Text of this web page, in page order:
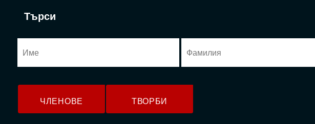
Търси
ЧЛЕНОВЕ ТВОРБИ